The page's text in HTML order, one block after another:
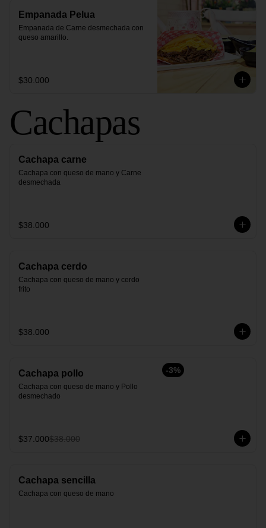
Empanada Pelua
Empanada de Carne desmechada con
queso amarillo.
$30.000
Cachapas
Cachapa carne
Cachapa con queso de mano y Carne
desmechada
$38.000
Cachapa cerdo
Cachapa con queso de mano y cerdo
frito
$38.000
-3%
Cachapa pollo
Cachapa con queso de mano y Pollo
desmechado
$37.000$38.000
Cachapa sencilla
Cachapa con queso de mano